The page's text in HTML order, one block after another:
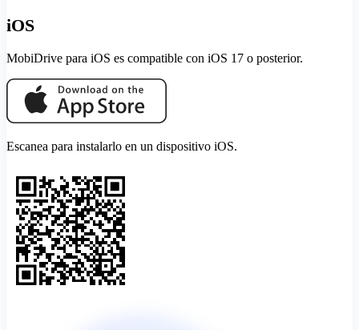
iOS
MobiDrive para iOS es compatible con iOS 17 o posterior.
Escanea para instalarlo en un dispositivo iOS.